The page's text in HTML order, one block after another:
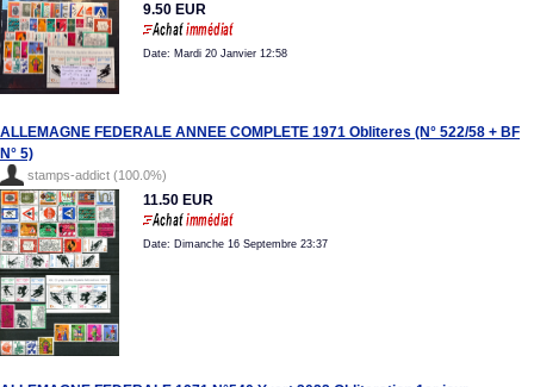
9.50 EUR
Date: Mardi 20 Janvier 12:58
ALLEMAGNE FEDERALE ANNEE COMPLETE 1971 Obliteres (N° 522/58 + BF
N° 5)
stamps-addict (100.0%)
11.50 EUR
Date: Dimanche 16 Septembre 23:37